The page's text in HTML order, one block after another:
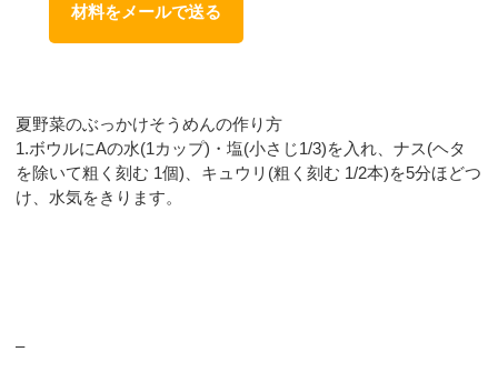
材料をメールで送る
夏野菜のぶっかけそうめんの作り方
1.ボウルにAの水(1カップ)・塩(小さじ1/3)を入れ、ナス(ヘタ
を除いて粗く刻む 1個)、キュウリ(粗く刻む 1/2本)を5分ほどつ
け、水気をきります。
–